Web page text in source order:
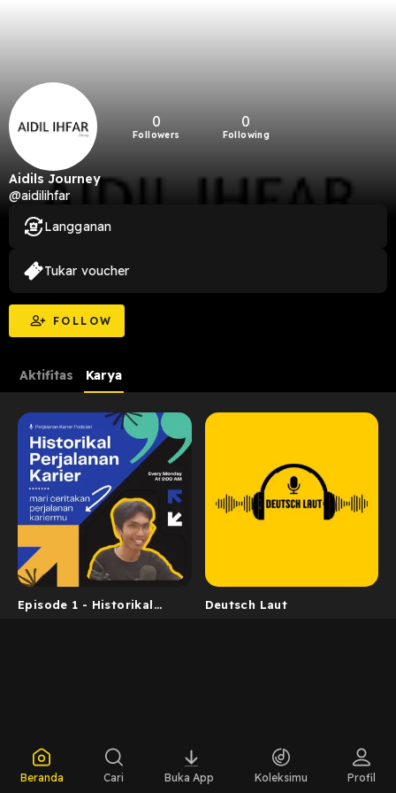
0
Followers
0
Following
Aidils Journey
@aidilihfar
FOLLOW
Langganan
Tukar voucher
Aktifitas Karya
Episode 1 - Historikal
Deutsch Laut
Beranda Cari Buka App Koleksimu Profil